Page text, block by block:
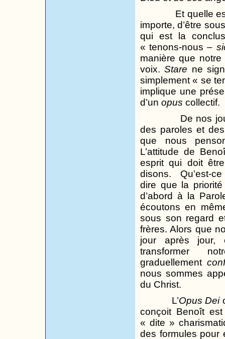
Et quelle
importe, d’être
qui est la
«tenons-nous –
manière que
voix.Stare ne
simplement « se
implique une
d’un opus collectif.
De nos
des paroles et
que nous
L’attitude de
esprit qui doit
disons.
Qu’est-
dire que la
d’abord à la
écoutons en
sous son regard
frères. Alors que
jour après jour,
transformer
graduellement
nous sommes
du Christ.
L’Opus Dei
conçoit Benoît
« dite »
des formules pour